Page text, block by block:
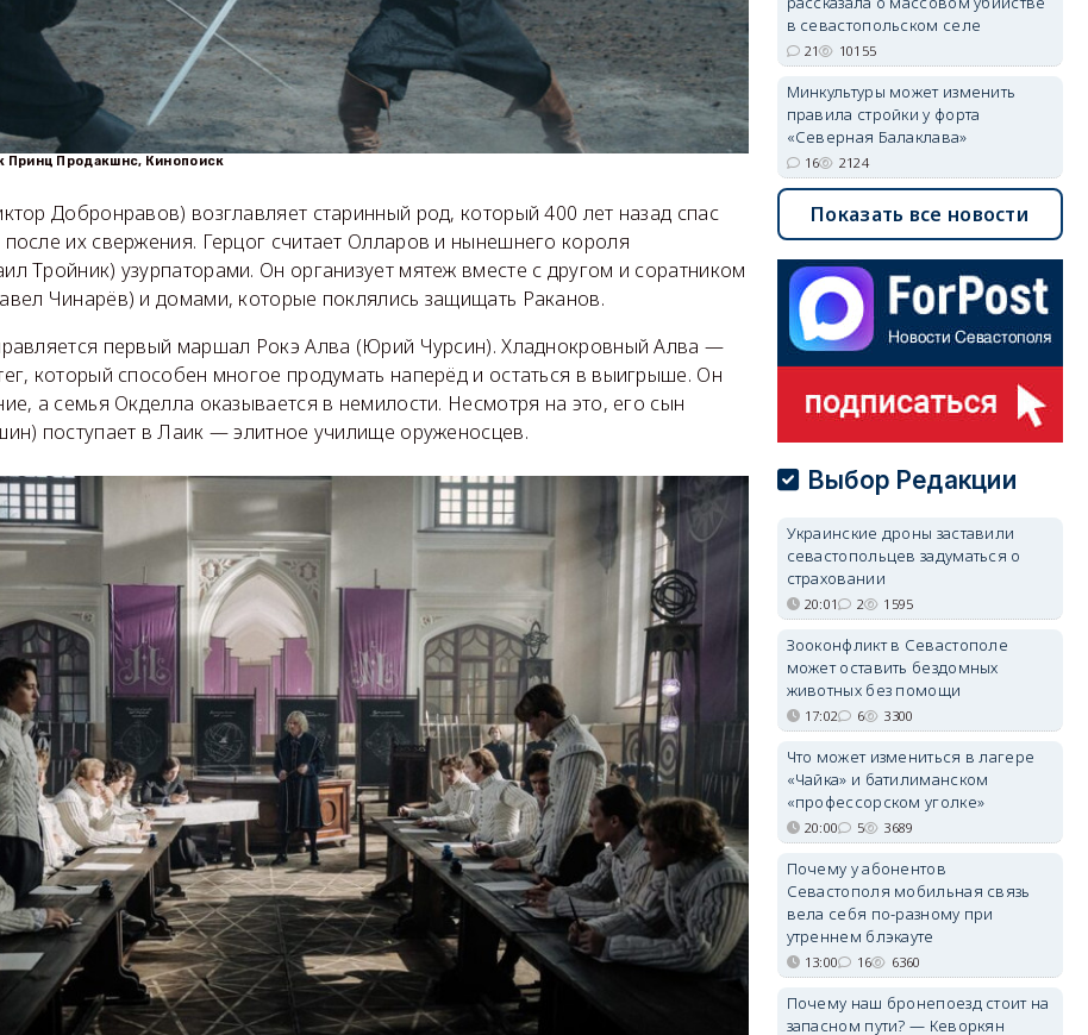
Принц Продакшнс, Кинопоиск
Добронравов) возглавляет старинный род, который 400 лет назад спас
их свержения. Герцог считает Олларов и нынешнего короля
Тройник) узурпаторами. Он организует мятеж вместе с другом и соратником
Чинарёв) и домами, которые поклялись защищать Раканов.
первый маршал Рокэ Алва (Юрий Чурсин). Хладнокровный Алва —
который способен многое продумать наперёд и остаться в выигрыше. Он
а семья Окделла оказывается в немилости. Несмотря на это, его сын
поступает в Лаик — элитное училище оруженосцев.
в севастопольском селе
21 10155
Минкультуры может изменить
правила стройки у форта
«Северная Балаклава»
16 2124
Показать все новости
Выбор Редакции
Украинские дроны заставили
севастопольцев задуматься о
страховании
20:01 2 1595
Зооконфликт в Севастополе
может оставить бездомных
животных без помощи
17:02 6 3300
Что может измениться в лагере
«Чайка» и батилиманском
«профессорском уголке»
20:00 5 3689
Почему у абонентов
Севастополя мобильная связь
вела себя по-разному при
утреннем блэкауте
13:00 16 6360
Почему наш бронепоезд стоит на
запасном пути? — Кеворкян